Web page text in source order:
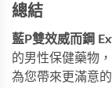
總結
藍P雙效威而鋼
的男性保健藥物
為您帶來更滿意